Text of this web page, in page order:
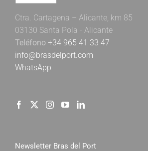
Ctra. Cartagena – Alicante, km 85
03130 Santa Pola - Alicante
Teléfono +34 965 41 33 47
info@brasdelport.com
WhatsApp
Newsletter Bras del Port